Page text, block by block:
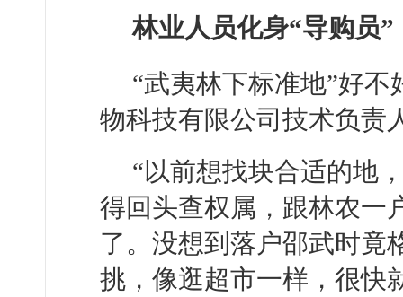
林业人员化身“导购员”
“武夷林下标准地”好
物科技有限公司技术负责
“以前想找块合适的地
得回头查权属，跟林农一
了。没想到落户邵武时竟
挑，像逛超市一样，很快